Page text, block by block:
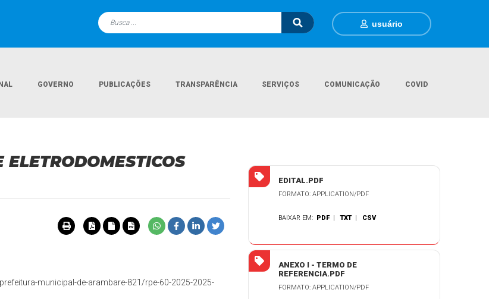
usuário
GOVERNO PUBLICAÇÕES TRANSPARÊNCIA SERVIÇOS COMUNICAÇÃO COVID
municipal-de-arambare-821/rpe-60-2025-2025-
EDITAL.PDF
FORMATO: APPLICATION/PDF
BAIXAR EM: PDF |TXT | CSV
ANEXO I - TERMO DE
REFERENCIA.PDF
FORMATO: APPLICATION/PDF